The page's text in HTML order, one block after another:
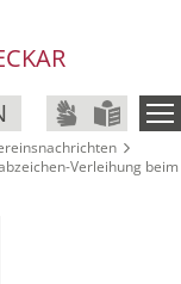
Verleihung beim